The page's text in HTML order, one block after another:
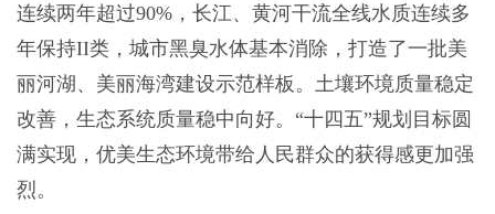
连续两年超过90%，长江、黄河干流全线水质连续多
年保持II类，城市黑臭水体基本消除，打造了一批美
丽河湖、美丽海湾建设示范样板。土壤环境质量稳定
改善，生态系统质量稳中向好。“十四五”规划目标圆
满实现，优美生态环境带给人民群众的获得感更加强
烈。